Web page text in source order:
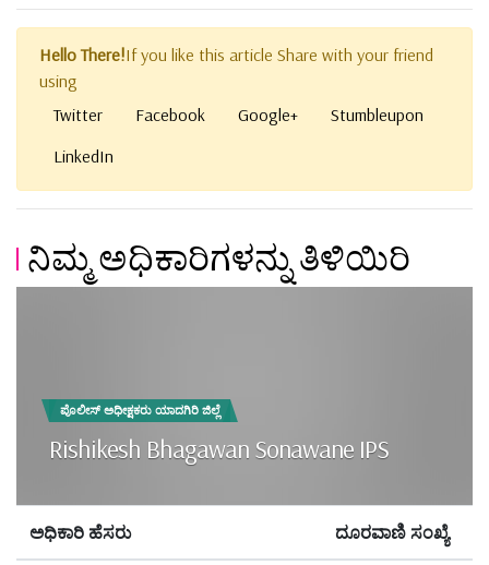
Hello There!If you like this article Share with your friend
using
Twitter
Facebook Google+
Stumbleupon
LinkedIn
ನಿಮ್ಮ ಅಧಿಕಾರಿಗಳನ್ನು ತಿಳಿಯಿರಿ
ಪೊಲೀಸ್ ಅಧೀಕ್ಷಕರು ಯಾದಗಿರಿ ಜಿಲ್ಲೆ
Rishikesh Bhagawan Sonawane IPS
ಅಧಿಕಾರಿ ಹೆಸರು ದೂರವಾಣಿ ಸಂಖ್ಯೆ